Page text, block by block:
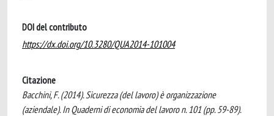
DOI del contributo
https://dx.doi.org/10.3280/QUA2014-101004
Citazione
Bacchini, F. (2014). Sicurezza (del lavoro) è organizzazione
(aziendale). In Quaderni di economia del lavoro n. 101 (pp. 59-89).